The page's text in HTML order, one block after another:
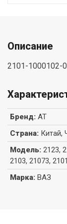
Описание
2101-1000102-
Бренд: AT
Страна: Китай,
Модель: 2123,
2103, 21073,
Марка: ВАЗ